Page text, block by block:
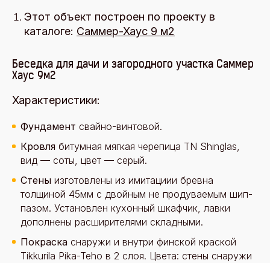
Этот объект построен по проекту в
каталоге: Саммер-Хаус 9 м2
Беседка для дачи и загородного участка Саммер
Хаус 9м2
Характеристики:
Фундамент свайно-винтовой.
Кровля битумная мягкая черепица TN Shinglas,
вид — соты, цвет — серый.
Стены изготовлены из имитациии бревна
толщиной 45мм с двойным не продуваемым шип-
пазом. Установлен кухонный шкафчик, лавки
дополнены расширителями складными.
Покраска снаружи и внутри финской краской
Tikkurila Pika-Teho в 2 слоя. Цвета: стены снаружи